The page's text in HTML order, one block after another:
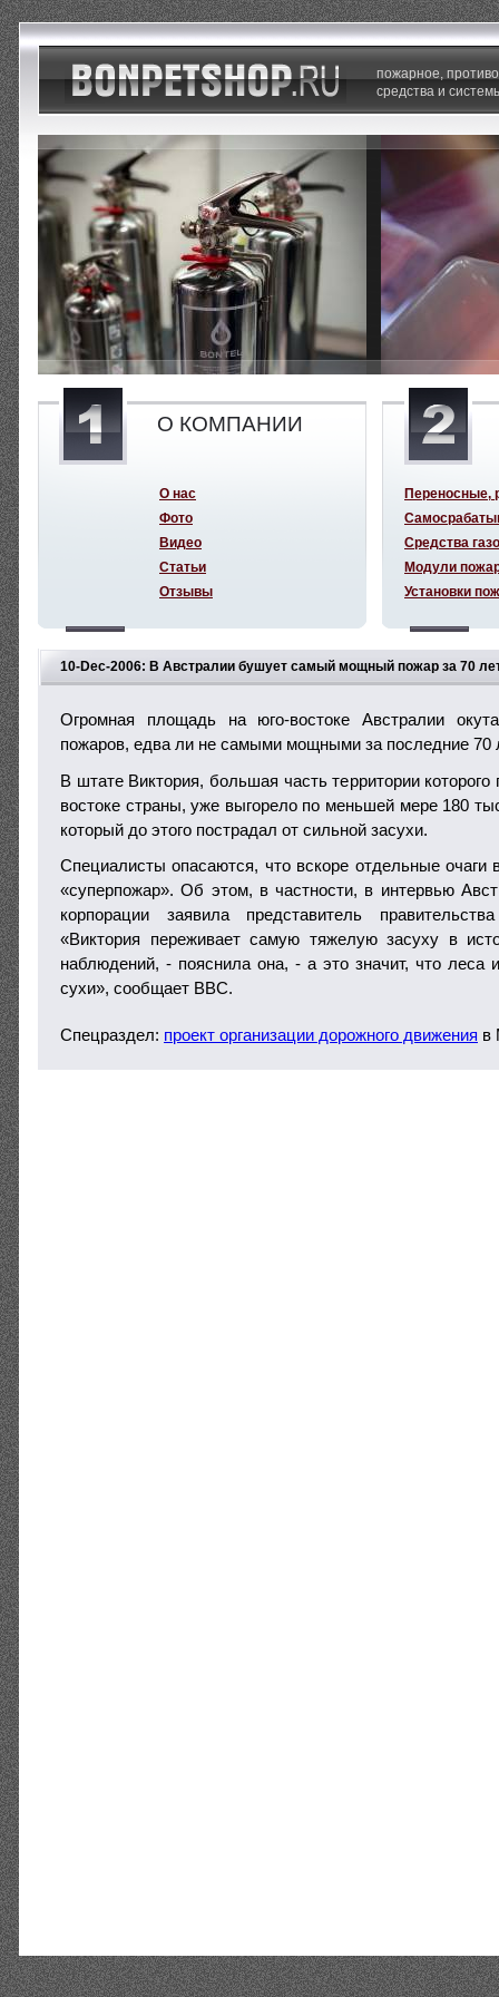
10-Dec-2006: В Австралии бушует самый мощный пожар за 70
Огромная площадь на юго-востоке Австралии
пожаров, едва ли не самыми мощными за последние 70
В штате Виктория, большая часть территории
востоке страны, уже выгорело по меньшей мере 180
который до этого пострадал от сильной засухи.
Специалисты опасаются, что вскоре отдельные очаги
«суперпожар». Об этом, в частности, в интервью
корпорации заявила представитель
«Виктория переживает самую тяжелую засуху в
наблюдений, - пояснила она, - а это значит, что леса
сухи», сообщает BBC.
Спецраздел: проект организации дорожного движения в
пожарное,
средства и
О КОМПАНИИ
О нас
Фото
Видео
Статьи
Отзывы
Переносные,
Средства
Модули
Установки